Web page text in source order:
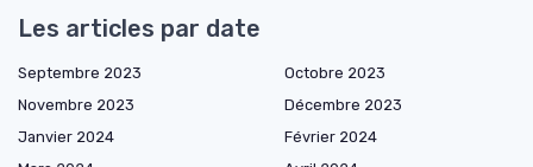
Les articles par date
Septembre 2023
Octobre 2023
Novembre 2023
Décembre 2023
Janvier 2024
Février 2024